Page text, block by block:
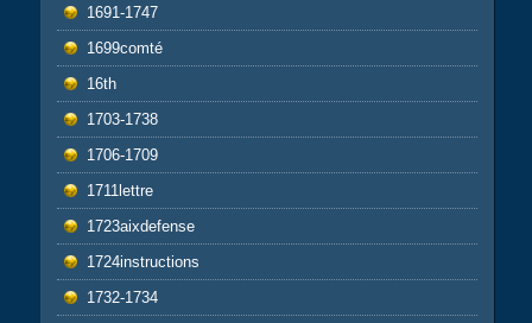
1691-1747
1699comté
16th
1703-1738
1706-1709
1711lettre
1723aixdefense
1724instructions
1732-1734